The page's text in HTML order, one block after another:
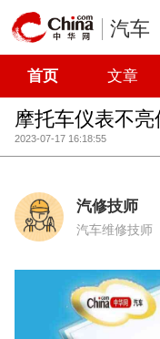
汽车
首页 文章
摩托车仪表不亮
2023-07-17 16:18:55
汽修技师
汽车维修技师